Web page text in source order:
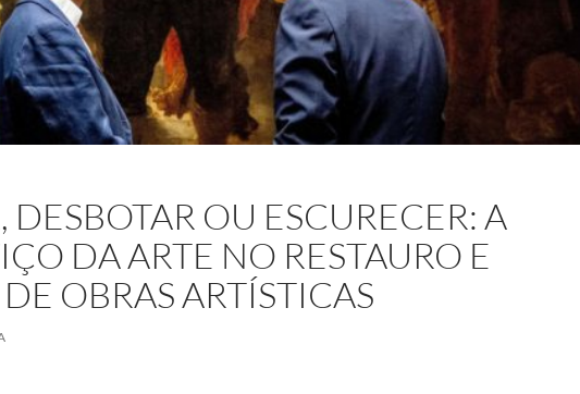
OU ESCURECER: A
DA ARTE NO RESTAURO E
OBRAS ARTÍSTICAS